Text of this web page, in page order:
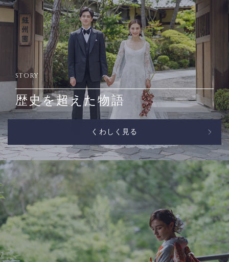
STORY
歴史を超えた物語
くわしく見る